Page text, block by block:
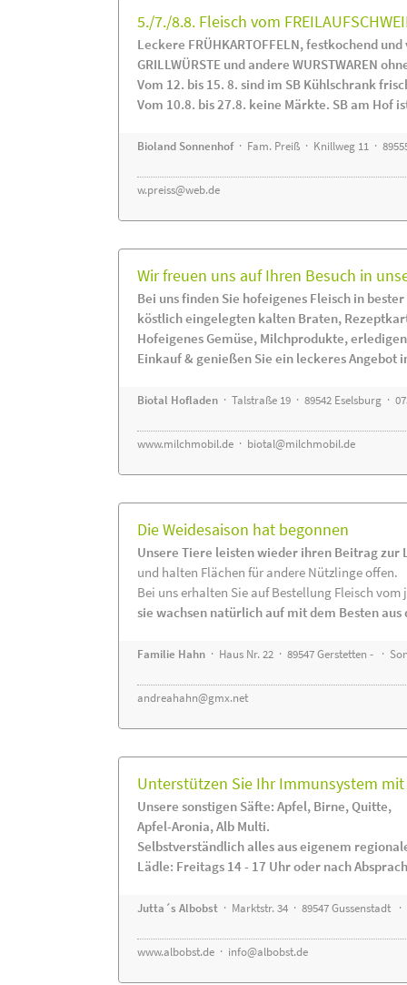
5./7./8.8. Fleisch vom
Leckere FRÜHKARTOFFELN, festkochend
GRILLWÜRSTE und andere WURSTWAREN
Vom 12. bis 15. 8. sind im SB Kühlschrank
Vom 10.8. bis 27.8. keine Märkte. SB am Hof
Bioland Sonnenhof· Fam. Preiß · Knillweg 11 ·
w.preiss@web.de
Wir freuen uns auf Ihren Besuch in
Bei uns finden Sie hofeigenes Fleisch in
köstlich eingelegten kalten Braten,
Hofeigenes Gemüse, Milchprodukte,
Einkauf & genießen Sie ein leckeres Angebot
Biotal Hofladen · Talstraße 19 · 89542 Eselsburg ·
www.milchmobil.de · biotal@milchmobil.de
Die Weidesaison hat begonnen
Unsere Tiere leisten wieder ihren Beitrag zur
und halten Flächen für andere Nützlinge offen.
Bei uns erhalten Sie auf Bestellung Fleisch
sie wachsen natürlich auf mit dem Besten aus
Familie Hahn · Haus Nr. 22 · 89547 Gerstetten - ·
andreahahn@gmx.net
Unterstützen Sie Ihr Immunsystem
Unsere sonstigen Säfte: Apfel, Birne, Quitte,
Apfel-Aronia, Alb Multi.
Selbstverständlich alles aus eigenem
Lädle: Freitags 14 - 17 Uhr oder nach
Jutta´s Albobst · Marktstr. 34 · 89547 Gussenstadt ·
www.albobst.de · info@albobst.de